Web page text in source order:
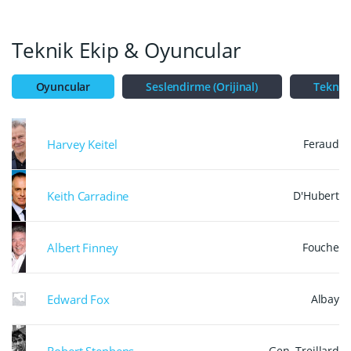
Teknik Ekip & Oyuncular
Oyuncular Seslendirme (Orijinal) Teknik
Harvey Keitel Feraud
Keith Carradine D'Hubert
Albert Finney Fouche
Edward Fox Albay